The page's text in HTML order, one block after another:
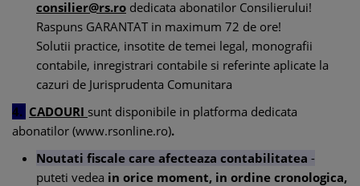
consilier@rs.ro dedicata abonatilor Consilierului!
Raspuns GARANTAT in maximum 72 de ore!
Solutii practice, insotite de temei legal, monografii
contabile, inregistrari contabile si referinte aplicate la
cazuri de Jurisprudenta Comunitara
4. CADOURI sunt disponibile in platforma dedicata
abonatilor (www.rsonline.ro).
Noutati fiscale care afecteaza contabilitatea -
puteti vedea in orice moment, in ordine cronologica,